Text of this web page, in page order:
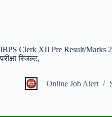
IBPS Clerk XII Pre Result/Marks
परीक्षा रिजल्ट,
Online Job Alert